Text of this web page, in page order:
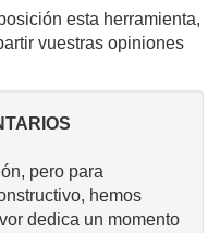
esta herramienta,
vuestras opiniones
pero para
hemos
dedica un momento